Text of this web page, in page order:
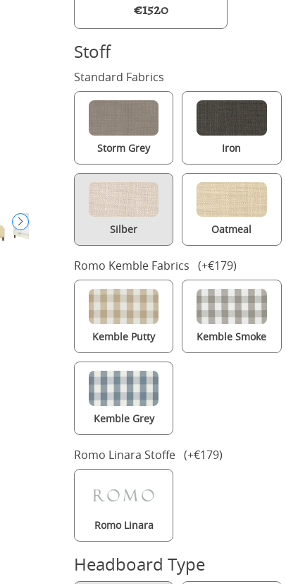
Poole upholstered bed in
€1520
Stoff
Standard Fabrics
Storm Grey Iron
Silber Oatmeal
Romo Kemble Fabrics (+€179)
Kemble Putty Kemble Smoke
Kemble Grey
Romo Linara Stoffe (+€179)
Romo Linara
Headboard Type